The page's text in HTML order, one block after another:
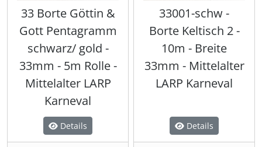
33 Borte Göttin &
Gott Pentagramm
schwarz/ gold -
33mm - 5m Rolle -
Mittelalter LARP
Karneval
Details
33001-schw -
Borte Keltisch 2 -
10m - Breite
33mm - Mittelalter
LARP Karneval
Details